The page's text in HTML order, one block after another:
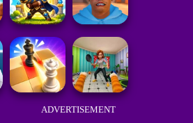
ADVERTISEMENT